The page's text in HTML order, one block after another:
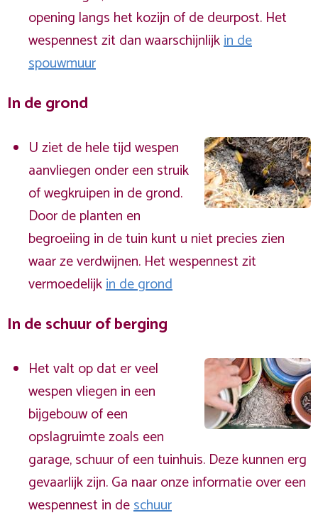
opening langs het kozijn of de deurpost. Het
wespennest zit dan waarschijnlijkin de
spouwmuur
In de grond
U ziet de hele tijd wespen
aanvliegen onder een struik
of wegkruipen in de grond.
Door de planten en
begroeiing in de tuin kunt u niet precies zien
waar ze verdwijnen. Het wespennest zit
vermoedelijkin de grond
In de schuur of berging
Het valt op dat er veel
wespen vliegen in een
bijgebouw of een
opslagruimte zoals een
garage, schuur of een tuinhuis. Deze kunnen erg
gevaarlijk zijn. Ga naar onze informatie over een
wespennest in deschuur